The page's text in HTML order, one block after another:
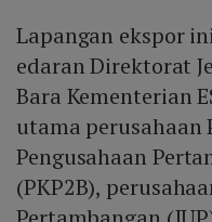
Lapangan ekspor
edaran Direktorat
Bara Kementerian
utama perusahaan
Pengusahaan
(PKP2B),